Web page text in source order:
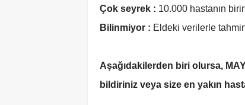
Çok seyrek : 10.000 hastanın
Bilinmiyor : Eldeki verilerle
Aşağıdakilerden biri olursa,
bildiriniz veya size en yakın